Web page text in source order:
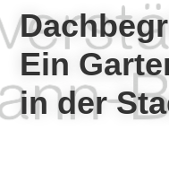
Ein
in der